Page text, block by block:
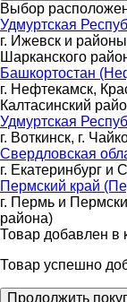
Выбор
Удмуртская
г. Ижевск и
Шарканского
Башкортостан
г. Нефтекамск,
Калтасинский
Удмуртская
г. Воткинск, г.
Свердловская
г. Екатеринбург и
Пермский край
г. Пермь и
района)
Товар добавлен в
Товар успешно